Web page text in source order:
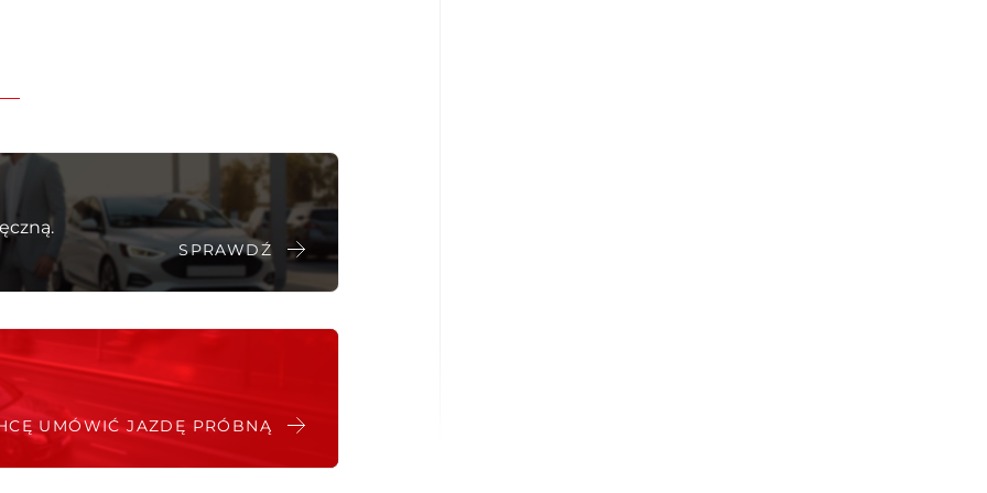
System ostrzegający o możliwej kolizji
Asystent pasa ruchu
Poduszka powietrzna kierowcy
Poduszka kolan pasażera
Boczne poduszki powietrzne - przód
Hak
wszystkich
oferowane
SPRAWDŹ
UMÓWIĆ JAZDĘ PRÓBNĄ